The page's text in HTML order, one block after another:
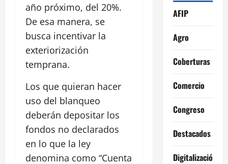
año próximo, del 20%.
De esa manera, se
busca incentivar la
exteriorización
temprana.
Los que quieran hacer
uso del blanqueo
deberán depositar los
fondos no declarados
en lo que la ley
denomina como “Cuenta
AFIP
Agro
Coberturas
Comercio
Congreso
Destacados
Digitalización